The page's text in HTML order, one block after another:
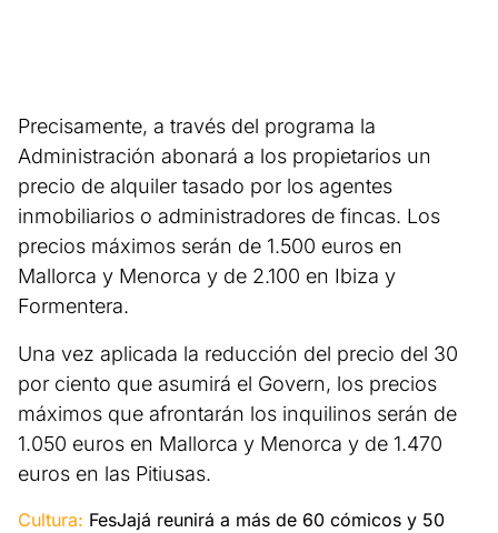
Precisamente, a través del programa la
Administración abonará a los propietarios un
precio de alquiler tasado por los agentes
inmobiliarios o administradores de fincas. Los
precios máximos serán de 1.500 euros en
Mallorca y Menorca y de 2.100 en Ibiza y
Formentera.
Una vez aplicada la reducción del precio del 30
por ciento que asumirá el Govern, los precios
máximos que afrontarán los inquilinos serán de
1.050 euros en Mallorca y Menorca y de 1.470
euros en las Pitiusas.
Cultura: FesJajá reunirá a más de 60 cómicos y 50